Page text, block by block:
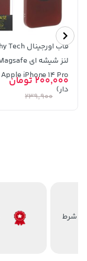
5,630,000 تومان
6,580,000دار)
200,000 تومان
239,900